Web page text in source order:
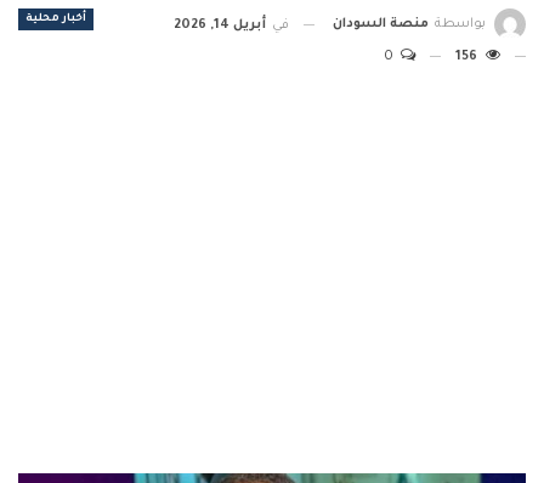
أخبار محلية بواسطة منصة السودان في أبريل 14, 2026
156